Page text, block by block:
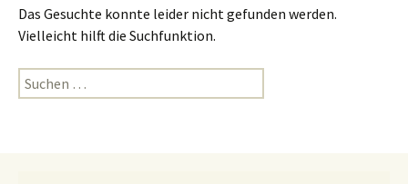
Das Gesuchte konnte leider nicht gefunden werden.
Vielleicht hilft die Suchfunktion.
Suchen
nach: